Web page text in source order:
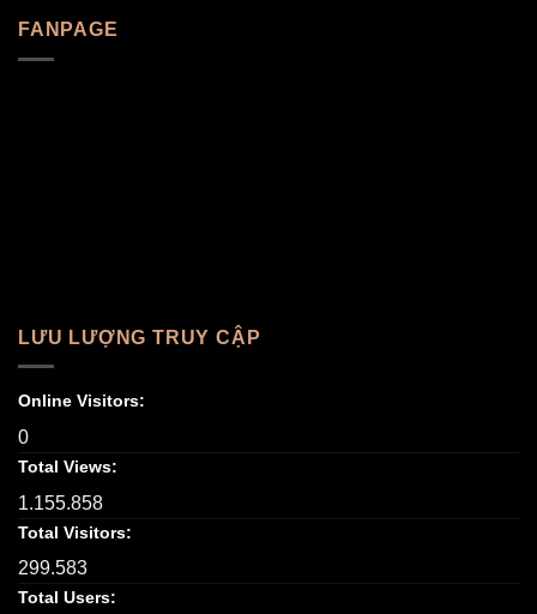
FANPAGE
LƯU LƯỢNG TRUY CẬP
Online Visitors:
0
Total Views:
1.155.858
Total Visitors:
299.583
Total Users: